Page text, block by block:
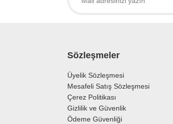
Sözleşmeler
Üyelik Sözleşmesi
Mesafeli Satış Sözleşmesi
Çerez Politikası
Gizlilik ve Güvenlik
Ödeme Güvenliği